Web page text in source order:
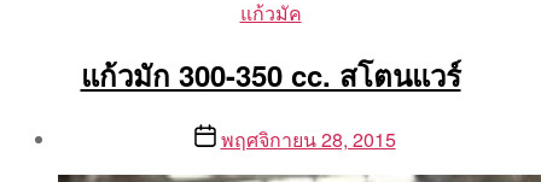
Categories
แก้วมัค
แก้วมัก 300-350 cc. สโตนแวร์
By
Postพฤศจิกายน 28, 2015